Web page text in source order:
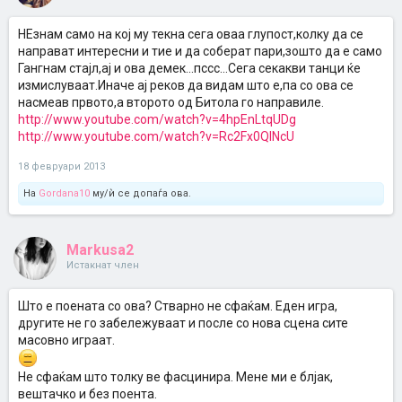
НЕзнам само на кој му текна сега оваа глупост,колку да се
направат интересни и тие и да соберат пари,зошто да е само
Гангнам стајл,ај и ова демек...пссс...Сега секакви танци ќе
измислуваат.Иначе ај реков да видам што е,па со ова се
насмеав првото,а второто од Битола го направиле.
http://www.youtube.com/watch?v=4hpEnLtqUDg
http://www.youtube.com/watch?v=Rc2Fx0QlNcU
18 февруари 2013
На Gordana10 му/ѝ се допаѓа ова.
Markusa2
Истакнат член
Што е поената со ова? Стварно не сфаќам. Еден игра,
другите не го забележуваат и после со нова сцена сите
масовно играат.
Не сфаќам што толку ве фасцинира. Мене ми е блјак,
вештачко и без поента.